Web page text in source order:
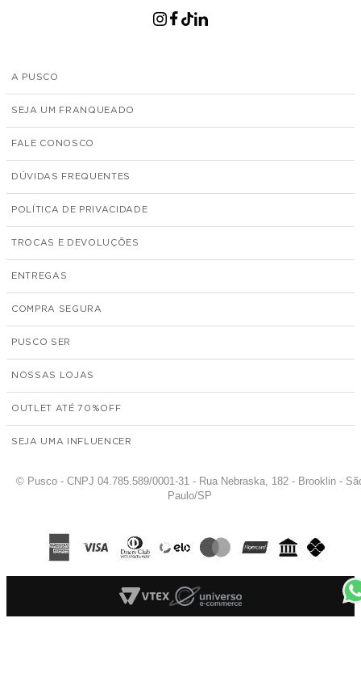
A PUSCO
SEJA UM FRANQUEADO
FALE CONOSCO
DÚVIDAS FREQUENTES
POLÍTICA DE PRIVACIDADE
TROCAS E DEVOLUÇÕES
ENTREGAS
COMPRA SEGURA
PUSCO SER
NOSSAS LOJAS
OUTLET ATÉ 70%
SEJA UMA INFLUENCER
© Pusco - CNPJ 04.785.589/0001-31 - Rua Nebraska, 182 - Brooklin -
Paulo/SP